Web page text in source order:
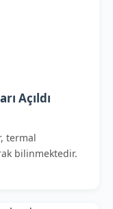
Açıldı
termal
bilinmektedir.